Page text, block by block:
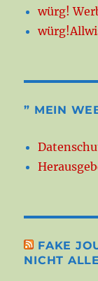
würg!
” MEIN
FAKE
NICHT